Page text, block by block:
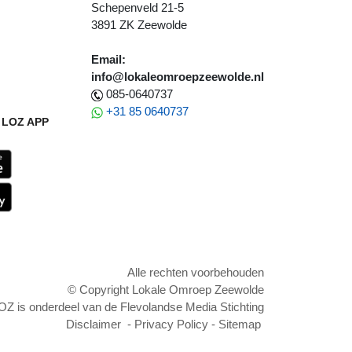
APP
Schepenveld 21-5
3891 ZK Zeewolde
Email:
info@lokaleomroepzeewolde.nl
085-0640737
+31 85 0640737
Alle rechten voorbehouden
© Copyright Lokale Omroep Zeewolde
is onderdeel van de Flevolandse Media Stichting
Disclaimer - Privacy Policy - Sitemap